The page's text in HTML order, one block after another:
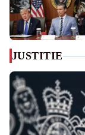
JUSTITIE